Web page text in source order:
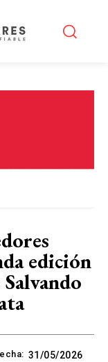
edición
31/05/2026